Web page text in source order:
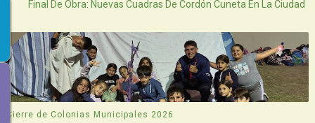
Final De Obra: Nuevas Cuadras De Cordón Cuneta En La Ciudad
Cierre de Colonias Municipales 2026